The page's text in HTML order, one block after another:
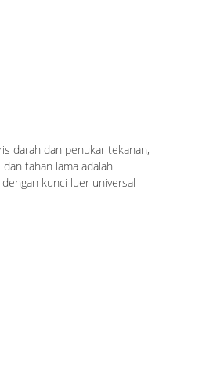
darah dan penukar tekanan,
tahan lama adalah
kunci luer universal